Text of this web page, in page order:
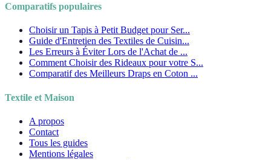
Comparatifs populaires
Choisir un Tapis à Petit Budget pour Ser...
Guide d'Entretien des Textiles de Cuisin...
Les Erreurs à Éviter Lors de l'Achat de ...
Comment Choisir des Rideaux pour votre S...
Comparatif des Meilleurs Draps en Coton ...
Textile et Maison
A propos
Contact
Tous les guides
Mentions légales